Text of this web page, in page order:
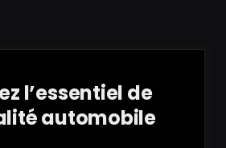
l’essentiel de
automobile